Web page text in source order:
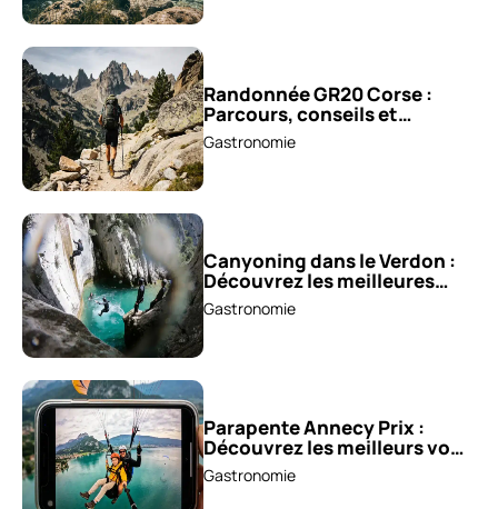
Randonnée GR20 Corse :
Parcours, conseils et
astuces !
Gastronomie
Canyoning dans le Verdon :
Découvrez les meilleures
excursions !
Gastronomie
Parapente Annecy Prix :
Découvrez les meilleurs vols
à partir de 85 €!
Gastronomie